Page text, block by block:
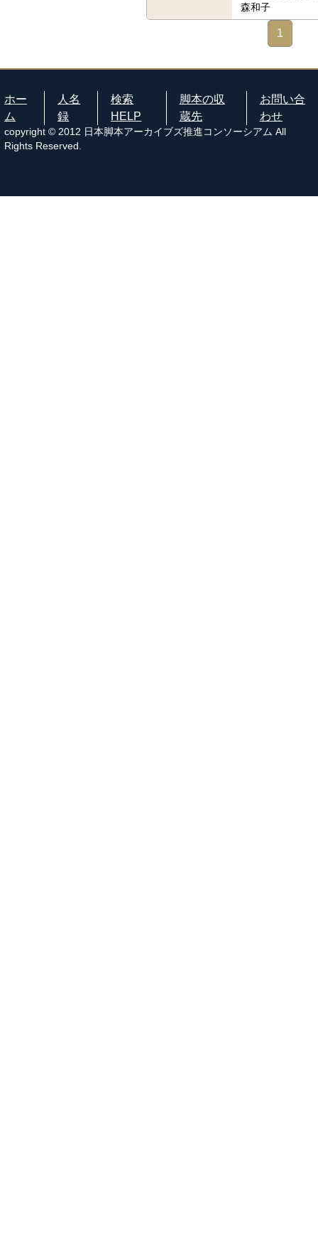
森和子
1
ホー
ム
人名
録
検索
HELP
脚本の収
蔵先
お問い合
わせ
copyright © 2012 日本脚本アーカイブズ推進コンソーシアム All
Rights Reserved.